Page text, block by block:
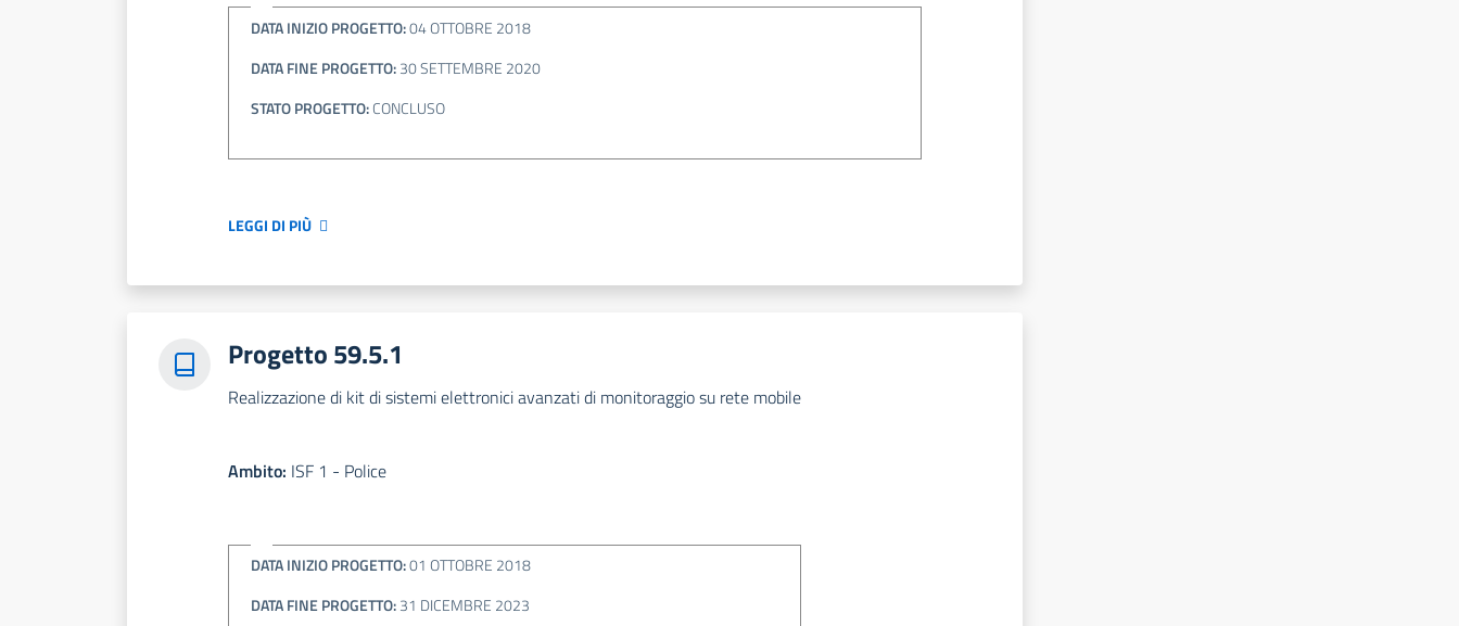
DATA INIZIO PROGETTO:04 OTTOBRE 2018
DATA FINE PROGETTO:30 SETTEMBRE 2020
STATO PROGETTO:CONCLUSO
LEGGI DI PIÙ
Progetto 59.5.1
Realizzazione di kit di sistemi elettronici avanzati di monitoraggio su rete mobile
Ambito: ISF 1 - Police
DATA INIZIO PROGETTO:01 OTTOBRE 2018
DATA FINE PROGETTO:31 DICEMBRE 2023